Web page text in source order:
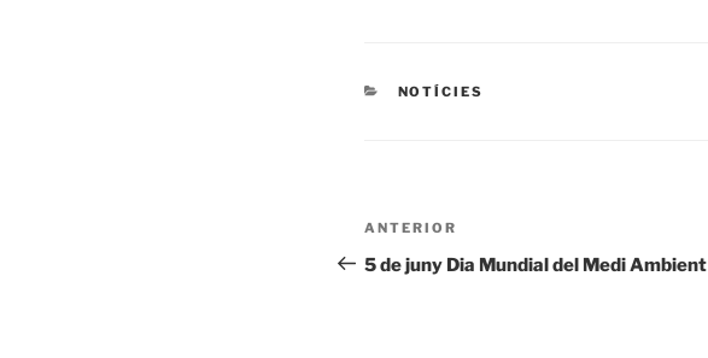
CATEGORIES
NOTÍCIES
Navegació
d'entrades
Entrada
anterior
ANTERIOR
5 de juny Dia Mundial del Medi Ambient